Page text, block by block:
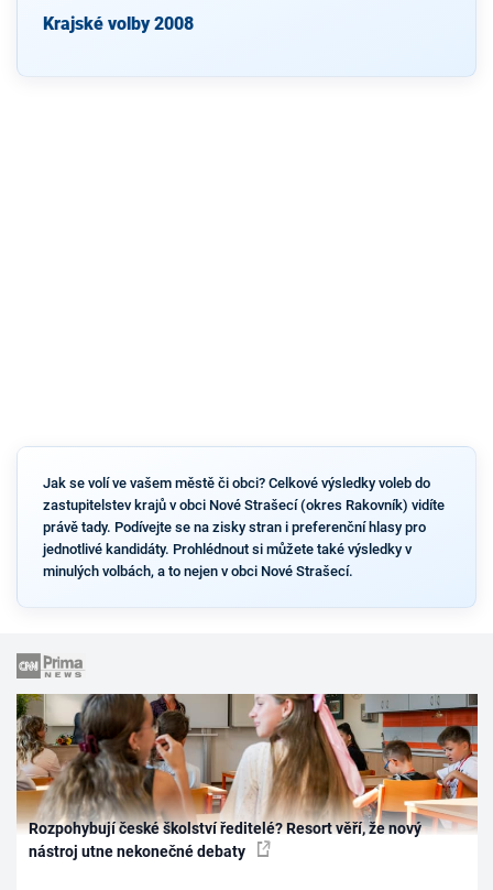
Krajské volby 2008
Jak se volí ve vašem městě či obci? Celkové výsledky voleb do
zastupitelstev krajů v obci Nové Strašecí (okres Rakovník) vidíte
právě tady. Podívejte se na zisky stran i preferenční hlasy pro
jednotlivé kandidáty. Prohlédnout si můžete také výsledky v
minulých volbách, a to nejen v obci Nové Strašecí.
Rozpohybují české školství ředitelé? Resort věří, že nový
nástroj utne nekonečné debaty